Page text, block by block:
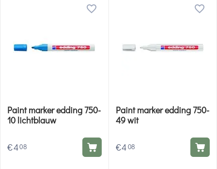
Paint marker edding 750-
10 lichtblauw
€408
Paint marker edding 750-
49 wit
€408